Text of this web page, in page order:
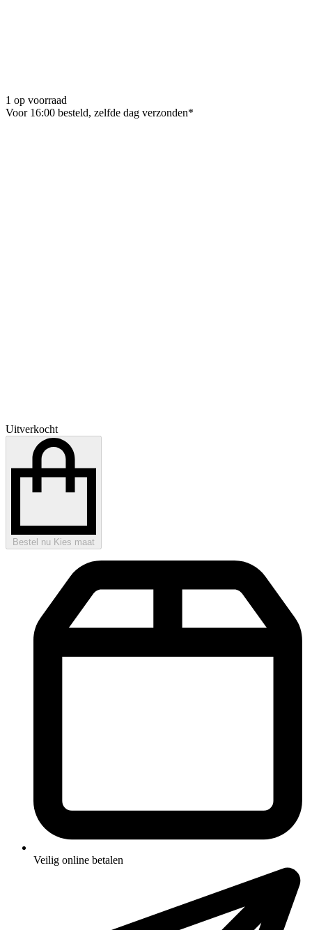
1 op voorraad
Voor 16:00 besteld, zelfde dag verzonden*
Uitverkocht
Bestel nu Kies maat
Veilig online betalen